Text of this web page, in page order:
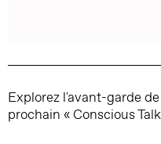
Explorez l'avant-garde
prochain « Conscious Talk